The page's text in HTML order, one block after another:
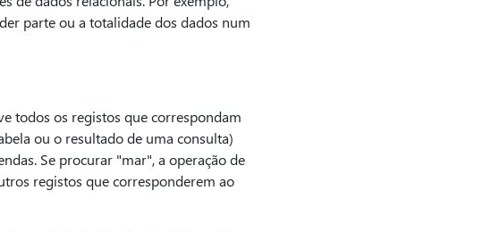
parte ou a totalidade dos dados num
todos os registos que correspondam
ou o resultado de uma consulta)
Se procurar "mar", a operação de
registos que corresponderem ao